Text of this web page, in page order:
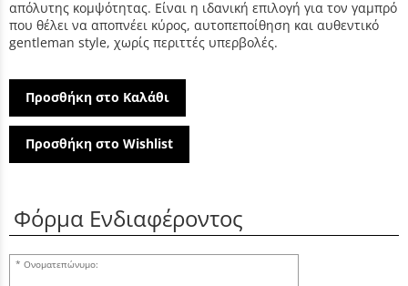
απόλυτης κομψότητας. Είναι η ιδανική επιλογή για τον γαμπρό
που θέλει να αποπνέει κύρος, αυτοπεποίθηση και αυθεντικό
gentleman style, χωρίς περιττές υπερβολές.
Προσθήκη στο Καλάθι
Προσθήκη στο Wishlist
Φόρμα Ενδιαφέροντος
Ονοματεπώνυμο: